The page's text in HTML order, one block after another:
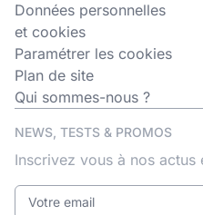
Données personnelles
et cookies
Paramétrer les cookies
Plan de site
Qui sommes-nous ?
NEWS, TESTS & PROMOS
Inscrivez vous à nos actus